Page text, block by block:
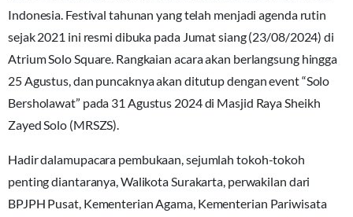
Indonesia. Festival tahunan yang telah menjadi agenda rutin
sejak 2021 ini resmi dibuka pada Jumat siang (23/08/2024) di
Atrium Solo Square. Rangkaian acara akan berlangsung hingga
25 Agustus, dan puncaknya akan ditutup dengan event “Solo
Bersholawat” pada 31 Agustus 2024 di Masjid Raya Sheikh
Zayed Solo (MRSZS).
Hadir dalamupacara pembukaan, sejumlah tokoh-tokoh
penting diantaranya, Walikota Surakarta, perwakilan dari
BPJPH Pusat, Kementerian Agama, Kementerian Pariwisata